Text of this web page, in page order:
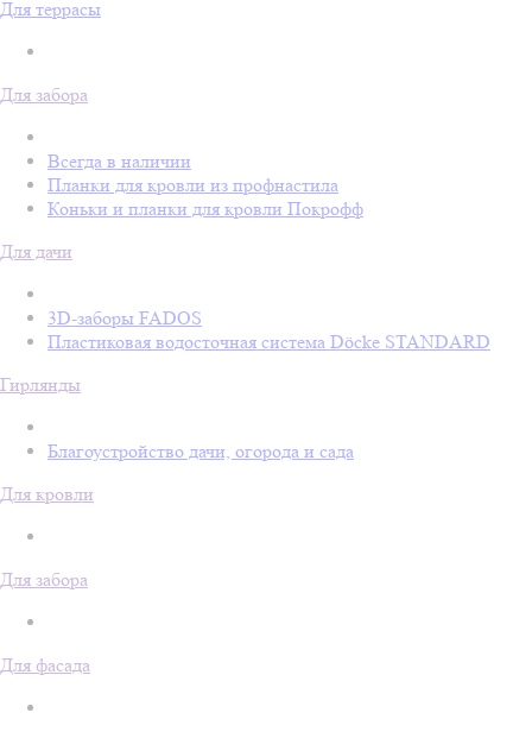
Для террасы
Для забора
Всегда в наличии
Планки для кровли из профнастила
Коньки и планки для кровли Покрофф
Для дачи
3D-заборы FADOS
Пластиковая водосточная система Döcke STANDARD
Гирлянды
Благоустройство дачи, огорода и сада
Для кровли
Для забора
Для фасада